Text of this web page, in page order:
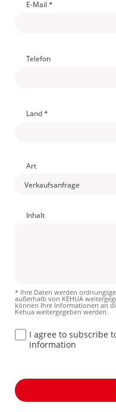
E-Mail *
Telefon
Land *
Art
Verkaufsanfrage
Inhalt
* Ihre Daten werden
außerhalb von KEHUA
können Ihre Informationen an
Kehua weitergegeben werden.
I agree to subscribe
information